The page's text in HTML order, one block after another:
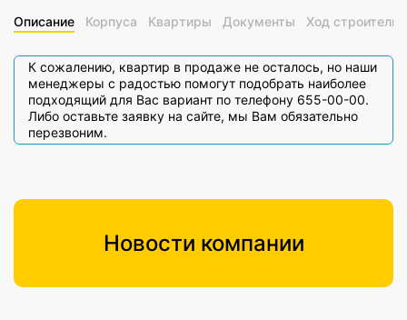
Описание Корпуса Квартиры Документы Ход
К сожалению, квартир в продаже не осталось, но наши
менеджеры с радостью помогут подобрать наиболее
подходящий для Вас вариант по телефону 655-00-00.
Либо оставьте заявку на сайте, мы Вам обязательно
перезвоним.
Новости компании